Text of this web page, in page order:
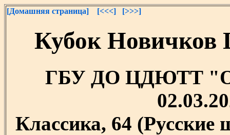
[Домашняя страница] [<<<] [>>>]
Кубок
ГБУ ДО ЦДЮТТ
Классика, 64